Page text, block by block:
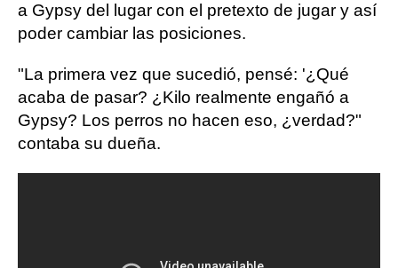
a Gypsy del lugar con el pretexto de jugar y así
poder cambiar las posiciones.
"La primera vez que sucedió, pensé: '¿Qué
acaba de pasar? ¿Kilo realmente engañó a
Gypsy? Los perros no hacen eso, ¿verdad?"
contaba su dueña.